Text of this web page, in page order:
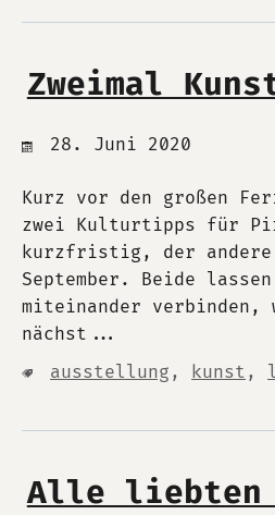
Zweimal
28. Juni 2020
Kurz vor den großen
zwei Kulturtipps für
kurzfristig, der
September. Beide
miteinander verbinden,
nächst...
ausstellung , kunst ,
Alle liebten